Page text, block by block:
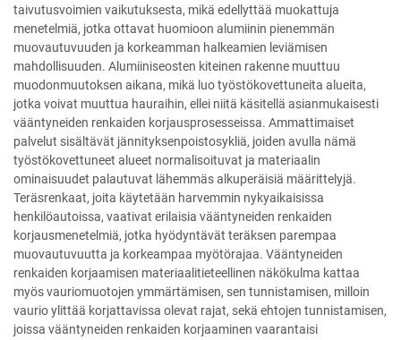
taivutusvoimien vaikutuksesta, mikä edellyttää muokattuja
menetelmiä, jotka ottavat huomioon alumiinin pienemmän
muovautuvuuden ja korkeamman halkeamien leviämisen
mahdollisuuden. Alumiiniseosten kiteinen rakenne muuttuu
muodonmuutoksen aikana, mikä luo työstökovettuneita alueita,
jotka voivat muuttua hauraihin, ellei niitä käsitellä asianmukaisesti
vääntyneiden renkaiden korjausprosesseissa. Ammattimaiset
palvelut sisältävät jännityksenpoistosykliä, joiden avulla nämä
työstökovettuneet alueet normalisoituvat ja materiaalin
ominaisuudet palautuvat lähemmäs alkuperäisiä määrittelyjä.
Teräsrenkaat, joita käytetään harvemmin nykyaikaisissa
henkilöautoissa, vaativat erilaisia vääntyneiden renkaiden
korjausmenetelmiä, jotka hyödyntävät teräksen parempaa
muovautuvuutta ja korkeampaa myötörajaa. Vääntyneiden
renkaiden korjaamisen materiaalitieteellinen näkökulma kattaa
myös vauriomuotojen ymmärtämisen, sen tunnistamisen, milloin
vaurio ylittää korjattavissa olevat rajat, sekä ehtojen tunnistamisen,
joissa vääntyneiden renkaiden korjaaminen vaarantaisi